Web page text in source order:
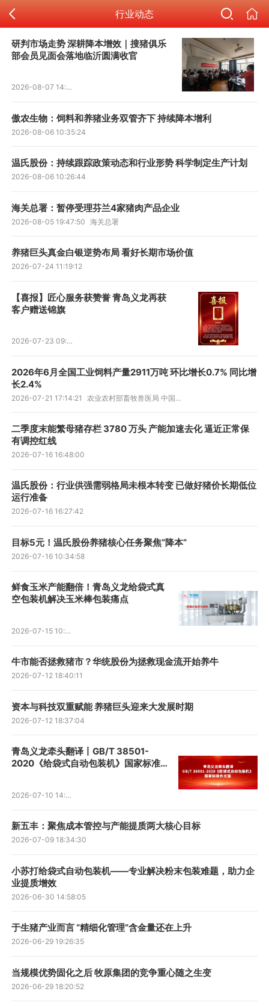
行业动态
研判市场走势 深耕降本增效｜搜猪俱乐
部会员见面会落地临沂圆满收官
2026-08-07 14:49:11
傲农生物：饲料和养猪业务双管齐下 持续降本增利
2026-08-06 10:35:24
温氏股份：持续跟踪政策动态和行业形势 科学制定生产计划
2026-08-06 10:26:44
海关总署：暂停受理芬兰4家猪肉产品企业
2026-08-05 19:47:50 海关总署
养猪巨头真金白银逆势布局 看好长期市场价值
2026-07-24 11:19:12
【喜报】匠心服务获赞誉 青岛义龙再获
客户赠送锦旗
2026-07-23 09:30:02
2026年6月全国工业饲料产量2911万吨 环比增长0.7% 同比增
长2.4%
2026-07-21 17:14:21 农业农村部畜牧兽医局 中国饲料工业协会
二季度末能繁母猪存栏 3780 万头 产能加速去化 逼近正常保
有调控红线
2026-07-16 16:48:00
温氏股份：行业供强需弱格局未根本转变 已做好猪价长期低位
运行准备
2026-07-16 16:27:42
目标5元！温氏股份养猪核心任务聚焦“降本”
2026-07-16 10:34:58
鲜食玉米产能翻倍！青岛义龙给袋式真
空包装机解决玉米棒包装痛点
2026-07-15 10:46:50
牛市能否拯救猪市？华统股份为拯救现金流开始养牛
2026-07-12 18:40:11
资本与科技双重赋能 养猪巨头迎来大发展时期
2026-07-12 18:37:04
青岛义龙牵头翻译丨GB/T 38501-
2020《给袋式自动包装机》国家标准
2026-07-10 14:01:02
新五丰：聚焦成本管控与产能提质两大核心目标
2026-07-09 18:34:30
小苏打给袋式自动包装机——专业解决粉末包装难题，助力企
业提质增效
2026-06-30 14:58:05
于生猪产业而言 “精细化管理”含金量还在上升
2026-06-29 19:26:35
当规模优势固化之后 牧原集团的竞争重心随之生变
2026-06-29 18:20:52